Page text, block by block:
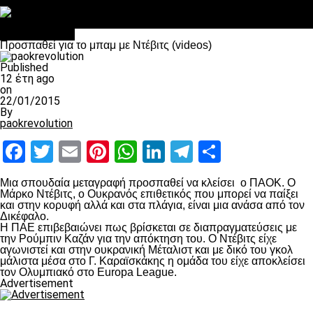
Προσπαθεί για το μπαμ με Ντέβιτς (videos)
Published
12 έτη ago
on
22/01/2015
By
paokrevolution
Facebook
Twitter
EmailPinterest
WhatsApp
LinkedIn
Telegram
Μια σπουδαία μεταγραφή προσπαθεί να κλείσει ο ΠΑΟΚ. Ο
Μάρκο Ντέβιτς, ο Ουκρανός επιθετικός που μπορεί να παίξει
και στην κορυφή αλλά και στα πλάγια, είναι μια ανάσα από τον
Δικέφαλο.
Η ΠΑΕ επιβεβαιώνει πως βρίσκεται σε διαπραγματεύσεις με
την Ρούμπιν Καζάν για την απόκτηση του. Ο Ντέβιτς είχε
αγωνιστεί και στην ουκρανική Μέταλιστ και με δικό του γκολ
μάλιστα μέσα στο Γ. Καραϊσκάκης η ομάδα του είχε αποκλείσει
τον Ολυμπιακό στο Europa League.
Advertisement